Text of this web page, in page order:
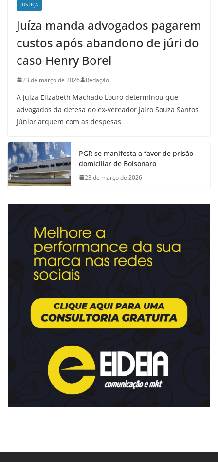
JUSTIÇA
Juíza manda advogados pagarem
custos após abandono de júri do
caso Henry Borel
23 de março de 2026 Redação
A juíza Elizabeth Machado Louro determinou que
advogados da defesa do ex-vereador Jairo Souza Santos
Júnior arquem com as despesas
PGR se manifesta a favor de prisão
domiciliar de Bolsonaro
23 de março de 2026